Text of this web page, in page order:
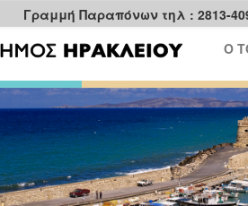
Γραμμή Παραπόνων τηλ : 2813-
Ο